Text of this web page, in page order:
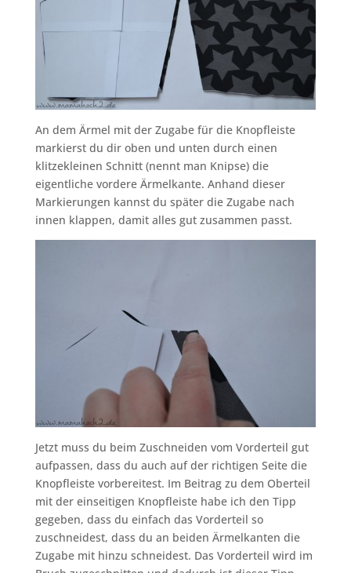
An dem Ärmel mit der Zugabe für die Knopfleiste
markierst du dir oben und unten durch einen
klitzekleinen Schnitt (nennt man Knipse) die
eigentliche vordere Ärmelkante. Anhand dieser
Markierungen kannst du später die Zugabe nach
innen klappen, damit alles gut zusammen passt.
Jetzt muss du beim Zuschneiden vom Vorderteil gut
aufpassen, dass du auch auf der richtigen Seite die
Knopfleiste vorbereitest. Im Beitrag zu dem Oberteil
mit der einseitigen Knopfleiste habe ich den Tipp
gegeben, dass du einfach das Vorderteil so
zuschneidest, dass du an beiden Ärmelkanten die
Zugabe mit hinzu schneidest. Das Vorderteil wird im